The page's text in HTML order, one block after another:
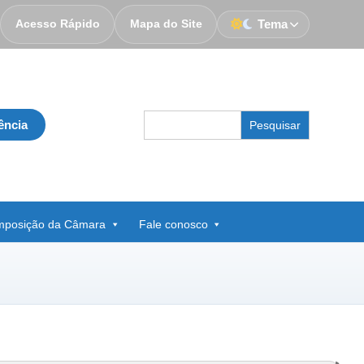
Acesso Rápido Mapa do Site Tema
for:
da Câmara Fale conosco